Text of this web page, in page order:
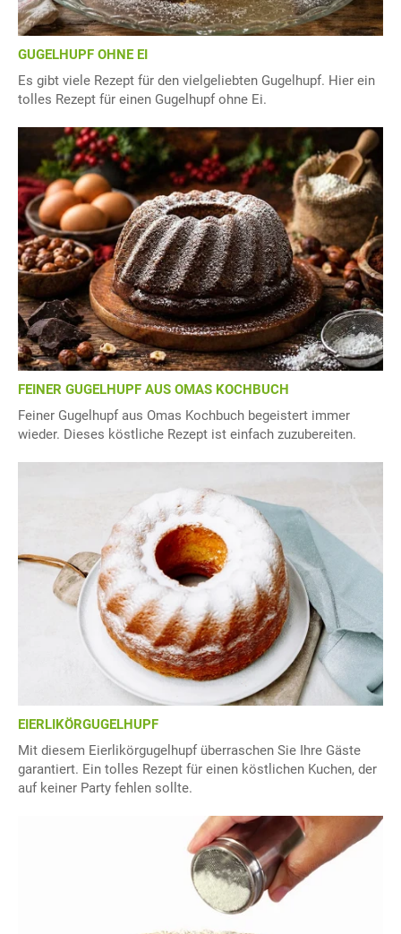
GUGELHUPF OHNE EI
Es gibt viele Rezept für den vielgeliebten Gugelhupf. Hier ein
tolles Rezept für einen Gugelhupf ohne Ei.
FEINER GUGELHUPF AUS OMAS KOCHBUCH
Feiner Gugelhupf aus Omas Kochbuch begeistert immer
wieder. Dieses köstliche Rezept ist einfach zuzubereiten.
EIERLIKÖRGUGELHUPF
Mit diesem Eierlikörgugelhupf überraschen Sie Ihre Gäste
garantiert. Ein tolles Rezept für einen köstlichen Kuchen, der
auf keiner Party fehlen sollte.